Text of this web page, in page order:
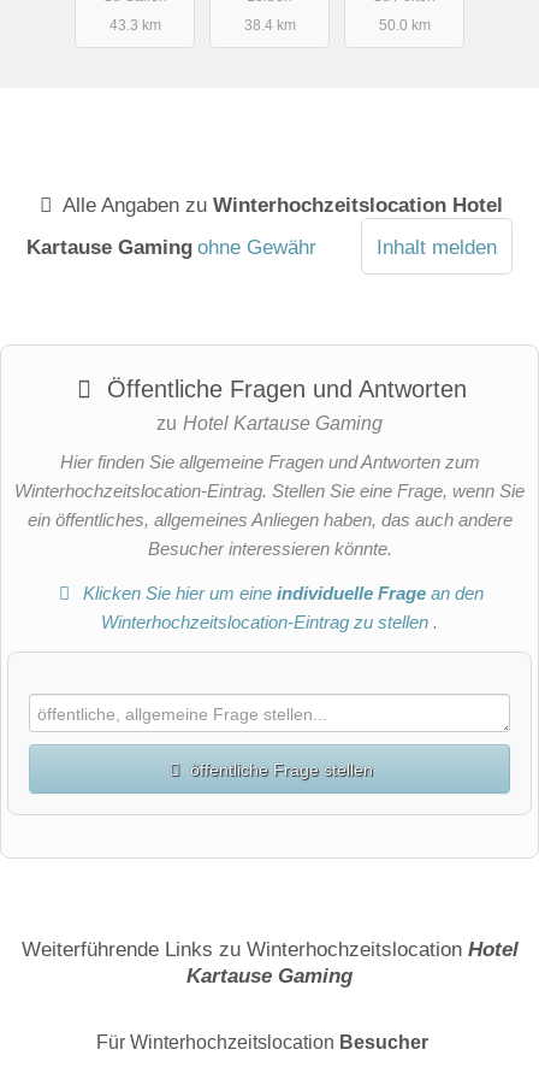
43.3 km
38.4 km
50.0 km
Alle Angaben zuWinterhochzeitslocation Hotel
Kartause Gaming ohne Gewähr Inhalt melden
Öffentliche Fragen und Antworten
zu Hotel Kartause Gaming
Hier finden Sie allgemeine Fragen und Antworten zum
Winterhochzeitslocation-Eintrag. Stellen Sie eine Frage, wenn Sie
ein öffentliches, allgemeines Anliegen haben, das auch andere
Besucher interessieren könnte.
Klicken Sie hier um eineindividuelle Frage an den
Winterhochzeitslocation-Eintrag zu stellen .
öffentliche Frage stellen
E-Mail-Adresse (wird nicht veröffentlicht)
Weiterführende Links zu Winterhochzeitslocation Hotel
Kartause Gaming
Für Winterhochzeitslocation Besucher